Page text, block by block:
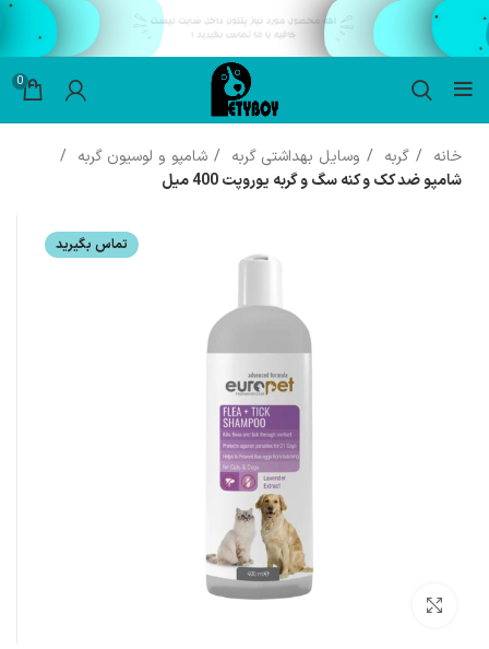
0
خانه گربه وسایل بهداشتی گربه
شامپو و لوسیون گربه
شامپو ضد کک و کنه سگ و گربه یوروپت 400 میل
تماس بگیرید